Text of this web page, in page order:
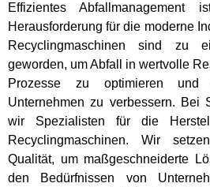
Effizientes Abfallmanagement
Herausforderung für die moderne
Recyclingmaschinen sind zu
geworden, um Abfall in wertvolle
Prozesse zu optimieren
Unternehmen zu verbessern. Bei
wir Spezialisten für die
Recyclingmaschinen. Wir
Qualität, um maßgeschneiderte
den Bedürfnissen von